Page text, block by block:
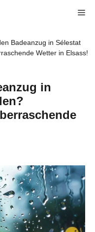
Badeanzug in Sélestat
Wetter in Elsass!
in